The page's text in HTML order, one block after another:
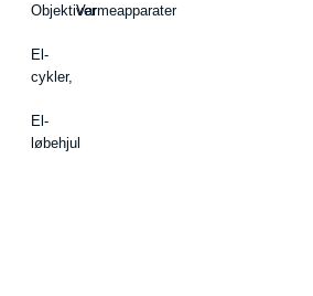
Objektiver
El-
cykler,
El-
løbehjul
Varmeapparater